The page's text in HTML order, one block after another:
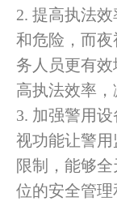
2. 提高执法
和危险，而
务人员更有
高执法效率，
3. 加强警用
视功能让警
限制，能够
位的安全管理